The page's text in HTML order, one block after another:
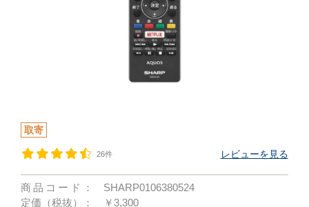
取寄
26件 レビューを見る
商品コード：
SHARP0106380524
定価（税抜）：
￥3,300